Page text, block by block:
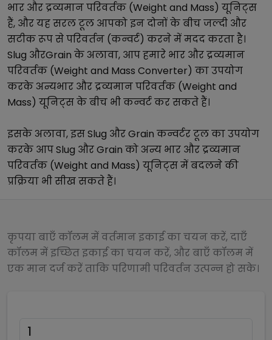
भार और द्रव्यमान परिवर्तक (Weight and Mass) यूनिट्स
हैं, और यह सरल टूल आपको इन दोनों के बीच जल्दी और
सटीक रूप से परिवर्तन (कन्वर्ट) करने में मदद करता है।
Slug औरGrain के अलावा, आप हमारे भार और द्रव्यमान
परिवर्तक (Weight and Mass Converter) का उपयोग
करके अन्यभार और द्रव्यमान परिवर्तक (Weight and
Mass) यूनिट्स के बीच भी कन्वर्ट कर सकते हैं।
इसके अलावा, इसSlug औरGrain कन्वर्टर टूल का उपयोग
करके आपSlug औरGrain को अन्य भार और द्रव्यमान
परिवर्तक (Weight and Mass) यूनिट्स में बदलने की
प्रक्रिया भी सीख सकते हैं।
कृपया बाएँ कॉलम में वर्तमान इकाई का चयन करें, दाएँ
कॉलम में इच्छित इकाई का चयन करें, और बाएँ कॉलम में
एक मान दर्ज करें ताकि परिणामी परिवर्तन उत्पन्न हो सके।